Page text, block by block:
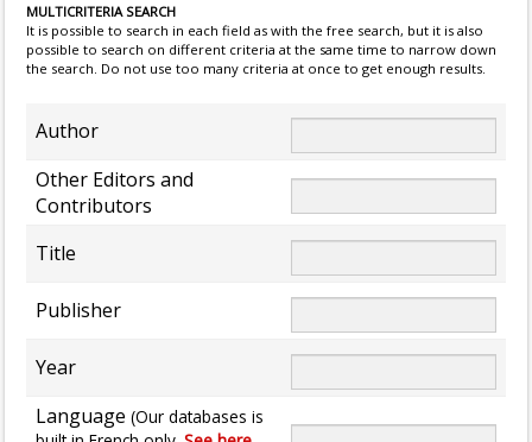
MULTICRITERIA SEARCH
It is possible to search in each field as with the free search, but it is also
possible to search on different criteria at the same time to narrow down
the search. Do not use too many criteria at once to get enough results.
Author
Other Editors and
Contributors
Title
Publisher
Year
Language (Our databases is